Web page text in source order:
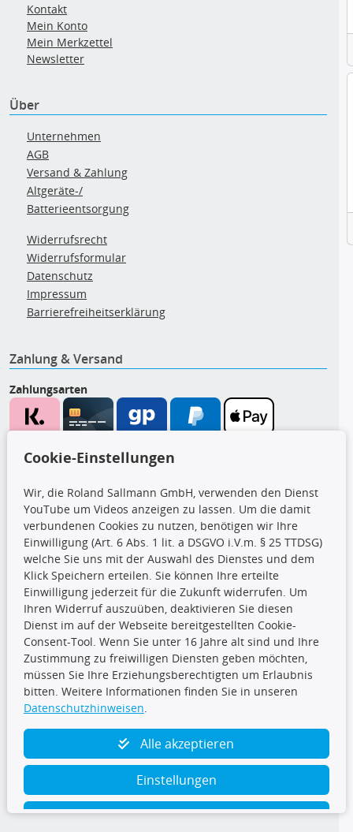
Kontakt
Mein Konto
Mein Merkzettel
Newsletter
Über
Unternehmen
AGB
Versand & Zahlung
Altgeräte-/
Batterieentsorgung
Widerrufsrecht
Widerrufsformular
Datenschutz
Impressum
Barrierefreiheitserklärung
Zahlung & Versand
Zahlungsarten
CARAT Gruppe
Folge uns
TecDoc Inside
Cookie-Einstellungen
Wir, die Roland Sallmann GmbH, verwenden den Dienst
YouTube um Videos anzeigen zu lassen. Um die damit
verbundenen Cookies zu nutzen, benötigen wir Ihre
Einwilligung (Art. 6 Abs. 1 lit. a DSGVO i.V.m. § 25 TTDSG)
welche Sie uns mit der Auswahl des Dienstes und dem
Klick Speichern erteilen. Sie können Ihre erteilte
Einwilligung jederzeit für die Zukunft widerrufen. Um
Ihren Widerruf auszuüben, deaktivieren Sie diesen
Dienst im auf der Webseite bereitgestellten Cookie-
Consent-Tool. Wenn Sie unter 16 Jahre alt sind und Ihre
Zustimmung zu freiwilligen Diensten geben möchten,
müssen Sie Ihre Erziehungsberechtigten um Erlaubnis
bitten. Weitere Informationen finden Sie in unseren
Datenschutzhinweisen
Alle akzeptieren
Einstellungen
Ablehnen